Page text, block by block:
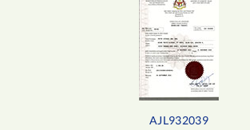
AJL932039